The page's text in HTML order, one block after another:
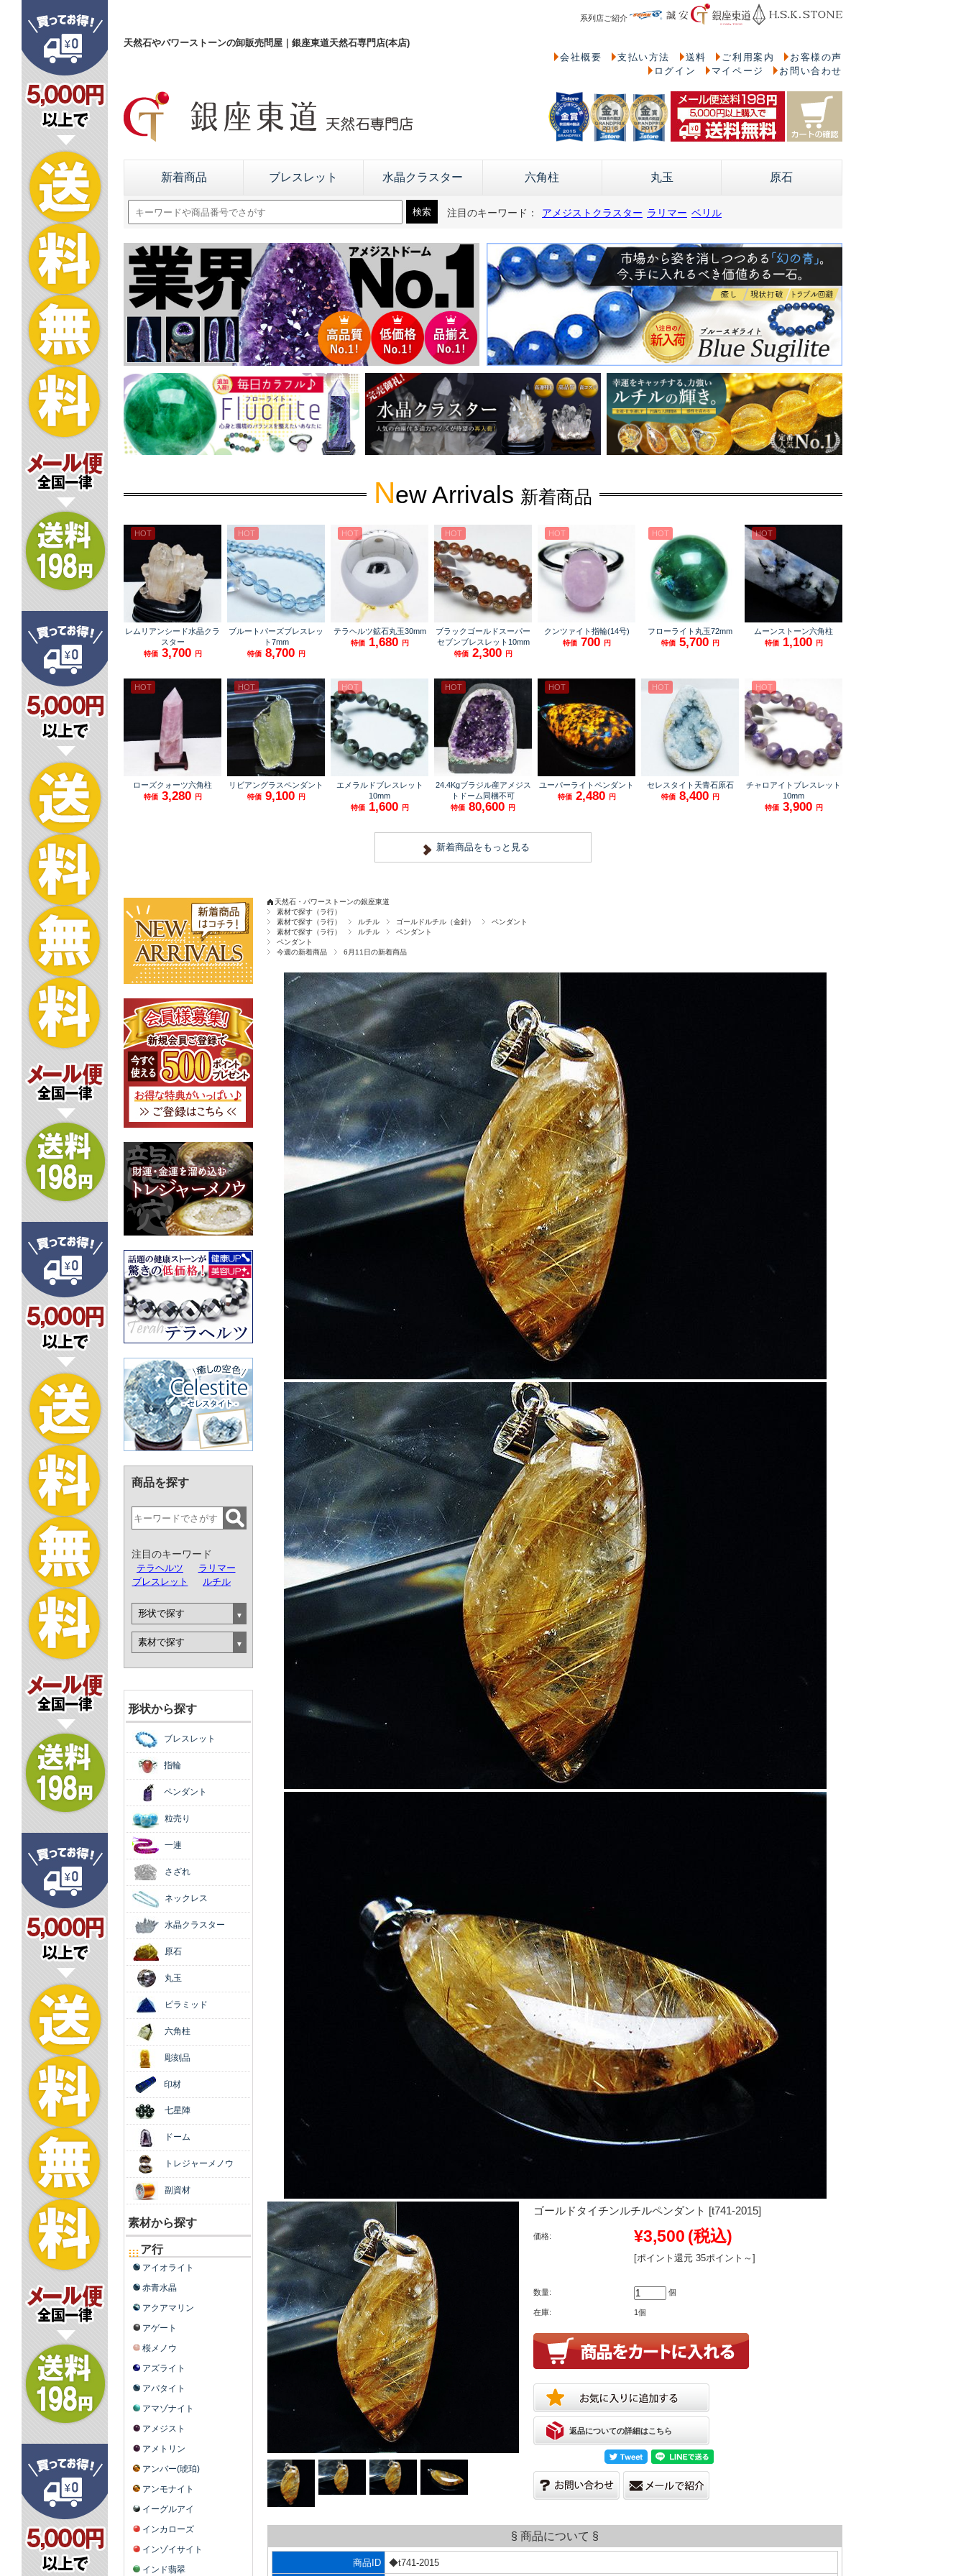
天然石やパワーストーンの卸販売問屋｜銀座東道天然石専門店(本店)
系列店ご紹介
会社概要 支払い方法 送料 ご利用案内
お客様の声
ログイン
マイページ お問い合わせ
新着商品 ブレスレット 水晶クラスター 六角柱 丸玉 原石
注目のキーワード： アメジストクラスター ラリマー ベリル
天然石・パワーストーンの銀座東道
素材で探す（ラ行）
素材で探す（ラ行）
ルチル ゴールドルチル（金針）
ペンダント
素材で探す（ラ行）
ルチル
ペンダント
ペンダント
今週の新着商品
6月11日の新着商品
ゴールドタイチンルチルペンダント [t741-2015]
価格: ¥3,500 (税込)
[ポイント還元 35ポイント～]
数量: 個
在庫: 1個
返品についての詳細はこちら
§ 商品について §
商品ID ◆t741-2015
商品を探す
注目のキーワード
テラヘルツ
ラリマー
ブレスレット
ルチル
形状から探す
ブレスレット
指輪
ペンダント
粒売り
一連
さざれ
ネックレス
水晶クラスター
原石
丸玉
ピラミッド
六角柱
彫刻品
印材
七星陣
ドーム
トレジャーメノウ
副資材
素材から探す
ア行
アイオライト
赤青水晶
アクアマリン
アゲート
桜メノウ
アズライト
アパタイト
アマゾナイト
アメジスト
アメトリン
アンバー(琥珀)
アンモナイト
イーグルアイ
インカローズ
インゾイサイト
インド翡翠